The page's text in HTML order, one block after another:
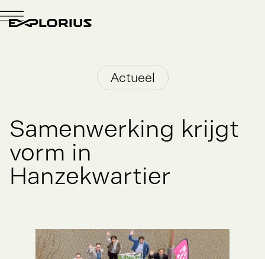
Actueel
Samenwerking krijgt
vorm in
Hanzekwartier